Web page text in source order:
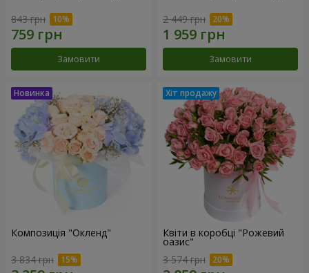
843 грн
Замовити
2 449 грн
Замовити
Композиція "Окленд"
3 834 грн
Квіти в коробці "Рожевий
оазис"
3 574 грн